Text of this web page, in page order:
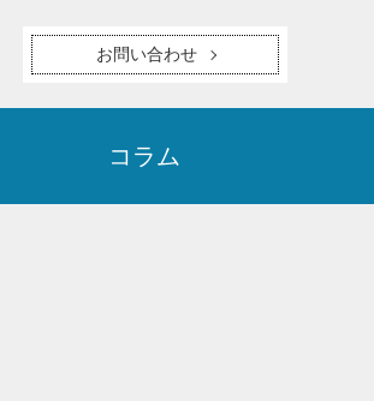
お問い合わせ
コラム